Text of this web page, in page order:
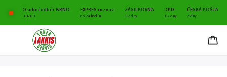
Osobní odběr BRNO EXPRES rozvoz ZÁSILKOVNA DPD ČESKÁ POŠTA
IHNED do 24 hodin 1-2 dny 1-2 dny 2 dny